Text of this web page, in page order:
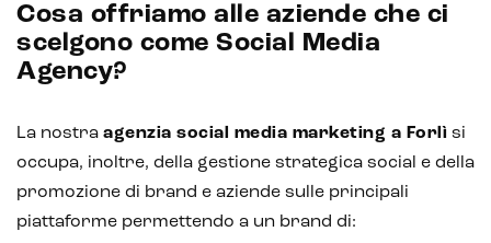
Cosa offriamo alle aziende che ci
scelgono come Social Media
Agency?
La nostra agenzia social media marketing a Forlì si
occupa, inoltre, della gestione strategica social e della
promozione di brand e aziende sulle principali
piattaforme permettendo a un brand di: